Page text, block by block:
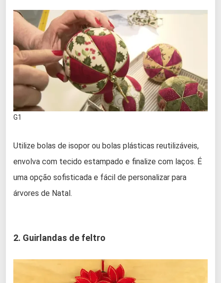
G1
Utilize bolas de isopor ou bolas plásticas reutilizáveis,
envolva com tecido estampado e finalize com laços. É
uma opção sofisticada e fácil de personalizar para
árvores de Natal.
2. Guirlandas de feltro